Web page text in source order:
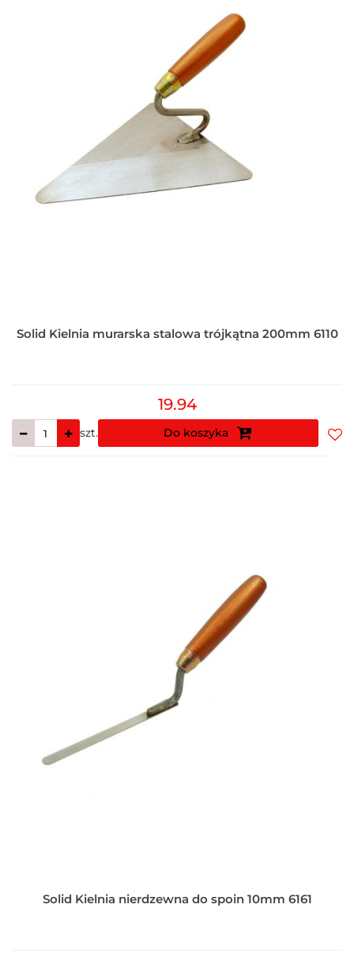
Solid Kielnia murarska stalowa trójkątna 200mm 6110
19.94
szt. Do koszyka
Solid Kielnia nierdzewna do spoin 10mm 6161